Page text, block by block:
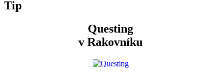
Tip
Questing
v Rakovníku